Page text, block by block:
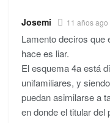
Josemi 11 años ago
Lamento deciros que
hace es liar.
El esquema 4a está
unifamiliares, y
puedan asimilarse a
en donde el titular